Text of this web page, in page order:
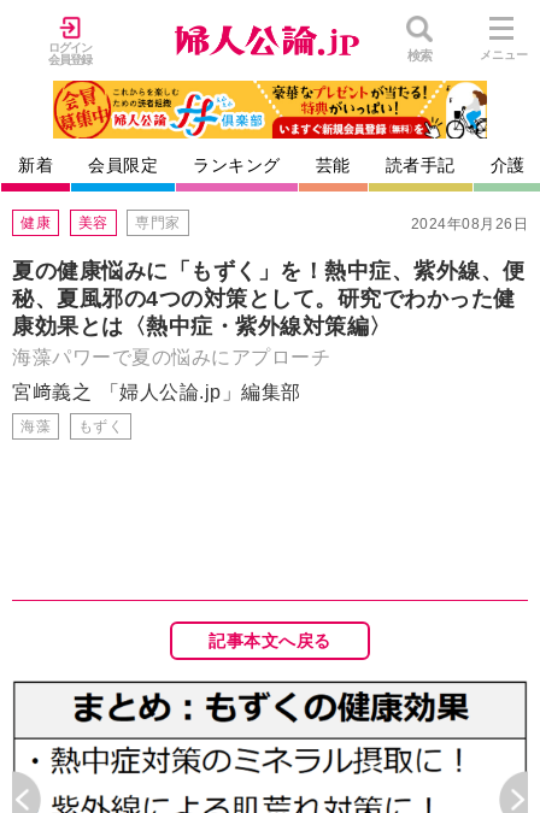
ログイン
会員登録
検索 メニュー
新着 会員限定 ランキング 芸能 読者手記 介護
2024年08月26日
健康 美容 専門家
夏の健康悩みに「もずく」を！熱中症、紫外線、便
秘、夏風邪の4つの対策として。研究でわかった健
康効果とは〈熱中症・紫外線対策編〉
海藻パワーで夏の悩みにアプローチ
宮﨑義之
「婦人公論.jp」編集部
海藻 もずく
記事本文へ戻る